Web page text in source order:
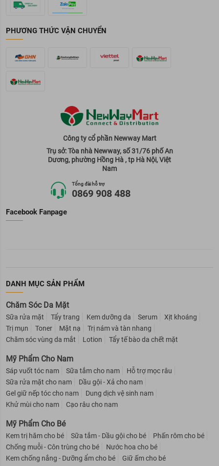
PHƯƠNG THỨC VẬN CHUYỂN
Công ty cổ phần Newway Mart
Trụ sở: Tòa nhà Newway, số 31/76 phố An
Dương, phường Hồng Hà , tp Hà Nội, Việt
Nam
Tổng đài hỗ trợ
0869 908 488
Facebook Fanpage
DANH MỤC SẢN PHẨM
Chăm Sóc Da Mặt
Sữa rửa mặt Tẩy trang Kem dưỡng da Serum
Xịt khoáng
Trị mụn
Toner Mặt nạ
Trị nám và tàn nhang
Chăm sóc vùng da mắt
Lotion Tẩy tế bào da chết mặt
Mỹ Phẩm Cho Nam
Sáp vuốt tóc nam Sữa tắm cho nam
Hỗ trợ mọc râu
Sữa rửa mặt cho nam
Dầu gội - Xả cho nam
Gel giữ nếp tóc cho nam
Dung dịch vệ sinh nam
Khử mùi cho nam
Cạo râu cho nam
Mỹ Phẩm Cho Bé
Kem trị hăm cho bé Sữa tắm - Dầu gội cho bé
Phấn rôm cho bé
Chống muỗi - Côn trùng cho bé
Nước hoa cho bé
Kem chống nắng - Dưỡng ẩm cho bé
Giữ ấm cho bé